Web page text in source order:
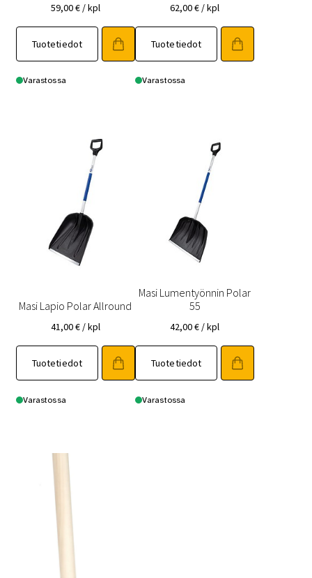
59,00€ / kpl
Tuotetiedot
Varastossa
62,00€ / kpl
Tuotetiedot
Varastossa
Masi Lapio Polar Allround
41,00€ / kpl
Tuotetiedot
Varastossa
Masi Lumentyönnin Polar
55
42,00€ / kpl
Tuotetiedot
Varastossa